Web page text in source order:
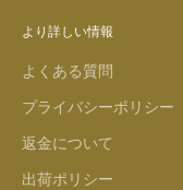
より詳しい情報
よくある質問
プライバシーポリシー
返金について
出荷ポリシー